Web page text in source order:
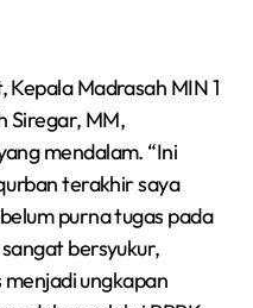
Madrasah MIN 1
Siregar, MM,
mendalam. “Ini
terakhir saya
purna tugas pada
bersyukur,
ungkapan